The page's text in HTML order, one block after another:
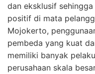
dan eksklusif
positif di mata
Mojokerto,
pembeda yang kuat
memiliki banyak
perusahaan skala